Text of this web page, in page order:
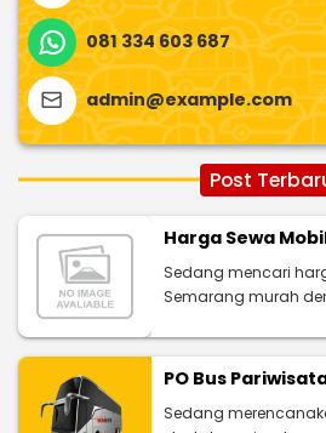
081 334 603 687
admin@example.com
Post
Harga Sewa
Sedang mencari
Semarang murah
PO Bus
Sedang